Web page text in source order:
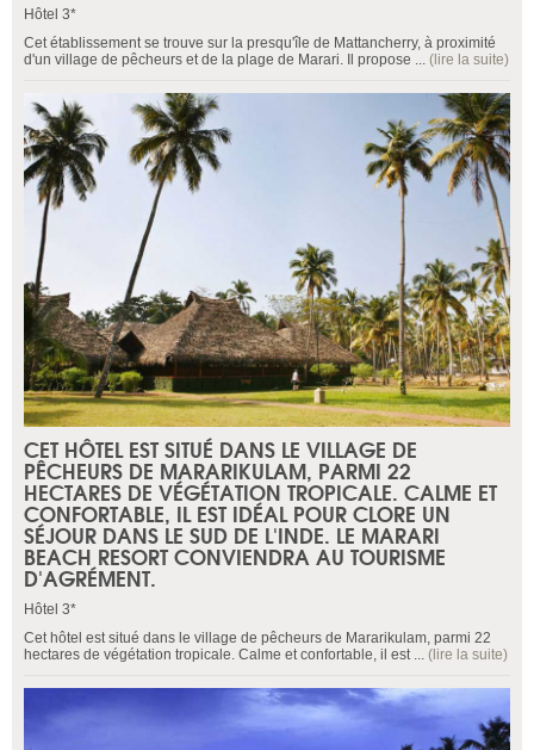
Hôtel 3*
Cet établissement se trouve sur la presqu'île de Mattancherry, à proximité
d'un village de pêcheurs et de la plage de Marari. Il propose ... (lire la suite)
CET HÔTEL EST SITUÉ DANS LE VILLAGE DE
PÊCHEURS DE MARARIKULAM, PARMI 22
HECTARES DE VÉGÉTATION TROPICALE. CALME ET
CONFORTABLE, IL EST IDÉAL POUR CLORE UN
SÉJOUR DANS LE SUD DE L'INDE. LE MARARI
BEACH RESORT CONVIENDRA AU TOURISME
D'AGRÉMENT.
Hôtel 3*
Cet hôtel est situé dans le village de pêcheurs de Mararikulam, parmi 22
hectares de végétation tropicale. Calme et confortable, il est ... (lire la suite)